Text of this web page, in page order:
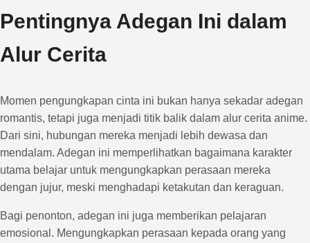
Pentingnya Adegan Ini dalam
Alur Cerita
Momen pengungkapan cinta ini bukan hanya sekadar adegan
romantis, tetapi juga menjadi titik balik dalam alur cerita anime.
Dari sini, hubungan mereka menjadi lebih dewasa dan
mendalam. Adegan ini memperlihatkan bagaimana karakter
utama belajar untuk mengungkapkan perasaan mereka
dengan jujur, meski menghadapi ketakutan dan keraguan.
Bagi penonton, adegan ini juga memberikan pelajaran
emosional. Mengungkapkan perasaan kepada orang yang